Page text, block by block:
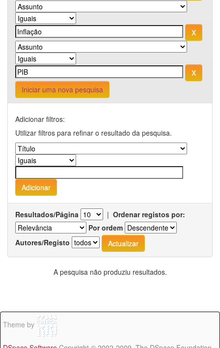
Iniciar uma nova pesquisa
Adicionar filtros:
Utilizar filtros para refinar o resultado da pesquisa.
Resultados/Página | Ordenar registos por:
Por ordem
Autores/Registo
A pesquisa não produziu resultados.
Theme by